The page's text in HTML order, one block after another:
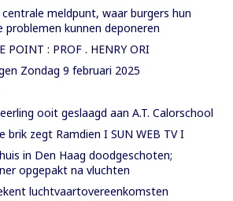
meldpunt, waar burgers hun
problemen kunnen deponeren
POINT : PROF . HENRY ORI
Zondag 9 februari 2025
ooit geslaagd aan A.T. Calorschool
brik zegt Ramdien I SUN WEB TV I
in Den Haag doodgeschoten;
opgepakt na vluchten
luchtvaartovereenkomsten